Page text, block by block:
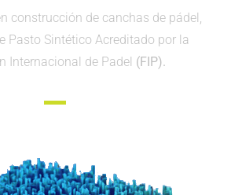
construcción de canchas de pádel,
Pasto Sintético Acreditado por la
Internacional de Padel (FIP).